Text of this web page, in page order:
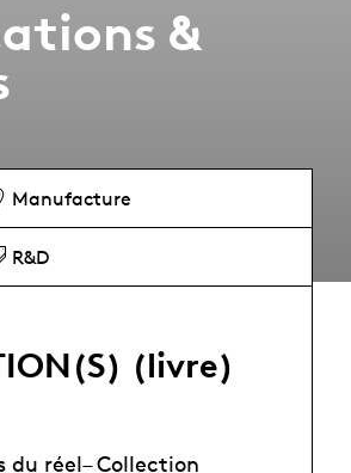
&
Manufacture
R&D
(livre)
du réel– Collection